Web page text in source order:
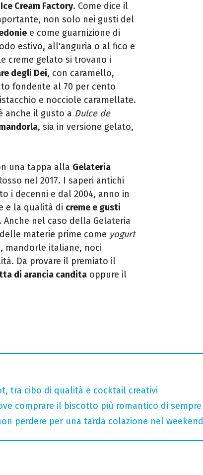
Cream Factory. Come dice il
non solo nei gusti del
e come guarnizione di
estivo, all'anguria o al fico e
creme gelato si trovano i
degli Dei, con caramello,
fondente al 70 per cento
e nocciole caramellate.
anche il gusto a Dulce de
, sia in versione gelato,
una tappa alla Gelateria
nel 2017. I saperi antichi
i decenni e dal 2004, anno in
e la qualità di creme e gusti
nel caso della Gelateria
materie prime come yogurt
mandorle italiane, noci
Da provare il premiato il
di arancia candita oppure il
tra cibo di qualità e cocktail creativi
comprare il biscotto più romantico di sempre
perdere per una tarda colazione nel weekend